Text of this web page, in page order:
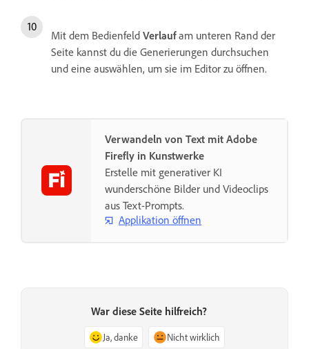
Mit dem Bedienfeld Verlaufam unteren Rand der
Seite kannst du die Generierungen durchsuchen
und eine auswählen, um sie im Editor zu öffnen.
Verwandeln von Text mit Adobe
Firefly in Kunstwerke
Erstelle mit generativer KI
wunderschöne Bilder und Videoclips
aus Text-Prompts.
Applikation öffnen
War diese Seite hilfreich?
Ja, danke Nicht wirklich